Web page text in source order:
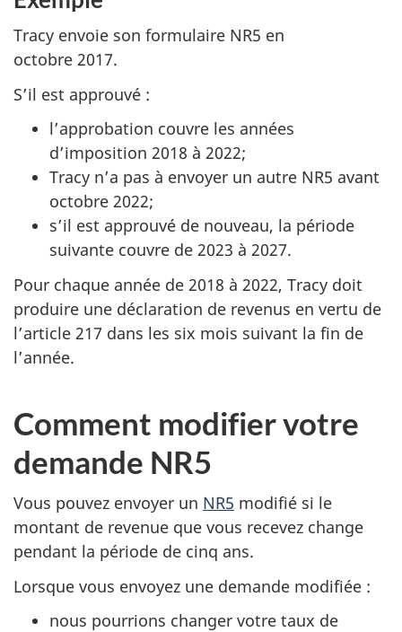
Tracy envoie son formulaire NR5 en
octobre 2017.
S’il est approuvé :
l’approbation couvre les années
d’imposition 2018 à 2022;
Tracy n’a pas à envoyer un autre NR5 avant
octobre 2022;
s’il est approuvé de nouveau, la période
suivante couvre de 2023 à 2027.
Pour chaque année de 2018 à 2022, Tracy doit
produire une déclaration de revenus en vertu de
l’article 217 dans les six mois suivant la fin de
l’année.
Comment modifier votre
demande NR5
Vous pouvez envoyer un NR5 modifié si le
montant de revenue que vous recevez change
pendant la période de cinq ans.
Lorsque vous envoyez une demande modifiée :
nous pourrions changer votre taux de